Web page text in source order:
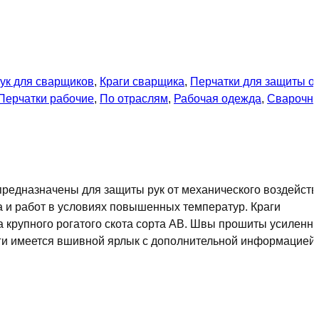
для сварщиков, Краги сварщика, Перчатки для защиты от
рабочие, По отраслям, Рабочая одежда,
для защиты рук от механического
и работ в условиях повышенных температур. Краги
крупного рогатого скота сорта АВ. Швы прошиты
имеется вшивной ярлык с дополнительной информацией